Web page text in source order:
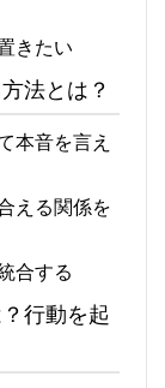
きたい
法とは？
本音を言え
える関係を
合する
行動を起